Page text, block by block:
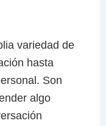
variedad de
hasta
Son
algo